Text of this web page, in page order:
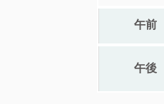
午前
午後